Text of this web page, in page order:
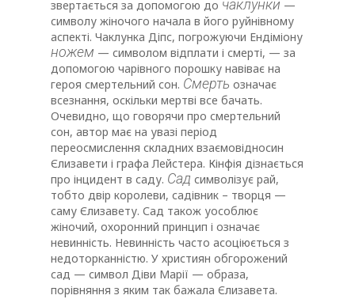
звертається за допомогою до чаклунки —
символу жіночого начала в його руйнівному
аспекті. Чаклунка Діпс, погрожуючи Ендіміону
ножем — символом відплати і смерті, — за
допомогою чарівного порошку навіває на
героя смертельний сон. Смерть означає
всезнання, оскільки мертві все бачать.
Очевидно, що говорячи про смертельний
сон, автор має на увазі період
переосмислення складних взаємовідносин
Єлизавети і графа Лейстера. Кінфія дізнається
про інцидент в саду. Сад символізує рай,
тобто двір королеви, садівник – творця —
саму Єлизавету. Сад також уособлює
жіночий, охоронний принцип і означає
невинність. Невинність часто асоціюється з
недоторканністю. У християн обгорожений
сад — символ Діви Марії — oбраза,
порівняння з яким так бажала Єлизавета.